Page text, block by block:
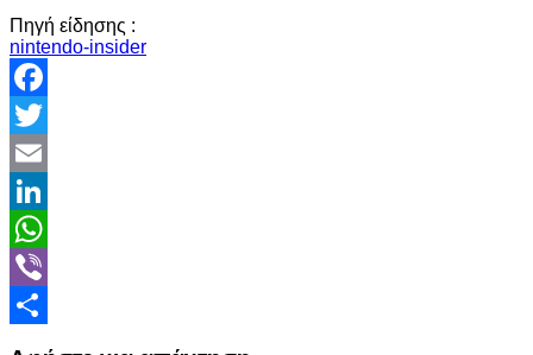
Πηγή είδησης :
nintendo-insider
Facebook
Twitter
Email
LinkedIn
WhatsApp
Viber